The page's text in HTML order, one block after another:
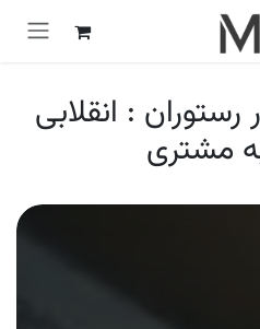
: انقلابی
مشتری